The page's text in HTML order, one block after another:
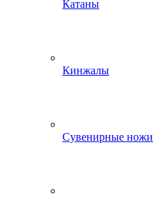
Катаны
Кинжалы
Сувенирные ножи